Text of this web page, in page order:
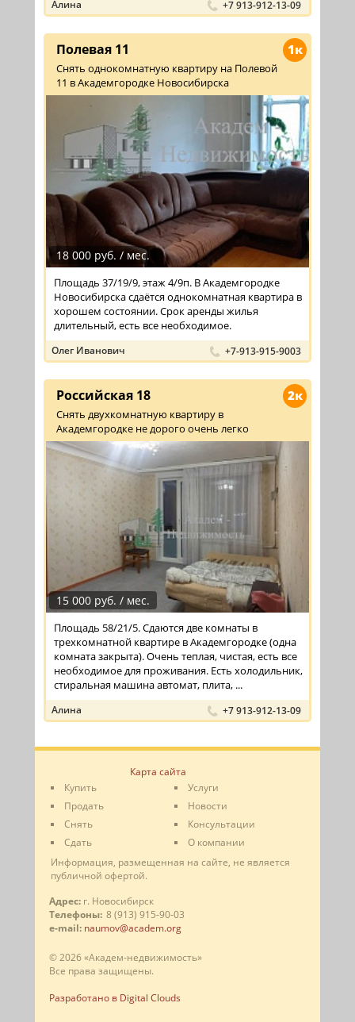
Алина +7 913-912-13-09
1к
Полевая 11
Снять однокомнатную квартиру на Полевой
11 в Академгородке Новосибирска
18 000 руб. / мес.
Площадь 37/19/9, этаж 4/9п. В Академгородке
Новосибирска сдаётся однокомнатная квартира в
хорошем состоянии. Срок аренды жилья
длительный, есть все необходимое.
Олег Иванович +7-913-915-9003
2к
Российская 18
Снять двухкомнатную квартиру в
Академгородке не дорого очень легко
15 000 руб. / мес.
Площадь 58/21/5. Сдаются две комнаты в
трехкомнатной квартире в Академгородке (одна
комната закрыта). Очень теплая, чистая, есть все
необходимое для проживания. Есть холодильник,
стиральная машина автомат, плита, ...
Алина +7 913-912-13-09
Карта сайта
Купить
Продать
Снять
Сдать
Услуги
Новости
Консультации
О компании
Информация, размещенная на сайте, не является
публичной офертой.
Адрес: г. Новосибирск
Телефоны: 8 (913) 915-90-03
e-mail: naumov@academ.org
© 2026 «Академ-недвижимость»
Все права защищены.
Разработано в Digital Clouds